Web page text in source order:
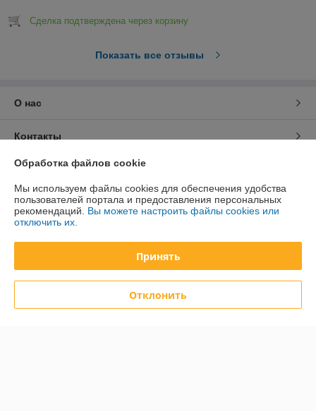
Сделка подтверждена через корзину
Показать все отзывы
О нас
Контакты
Доставка и оплата
График работы
Политика обработки cookies
Сайт создан на платформе Deal.by
Обработка файлов cookie
Мы используем файлы cookies для обеспечения удобства
пользователей портала и предоставления персональных
рекомендаций. Вы можете настроить файлы cookies или
отключить их.
Принять
Отклонить